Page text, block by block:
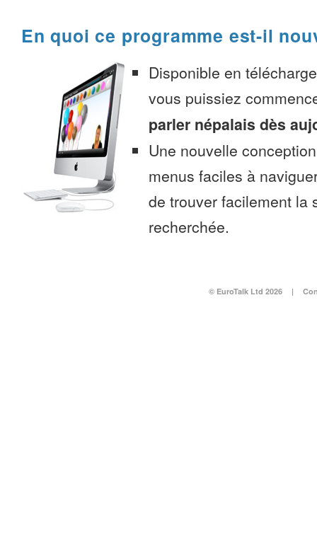
En quoi ce programme est-il
Disponible en
vous puissiez
parler népalais dès
Une nouvelle
menus faciles à
de trouver facilement la
recherchée.
© EuroTalk Ltd 2026 |